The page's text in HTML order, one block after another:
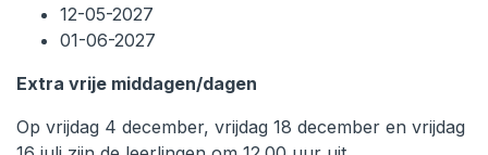
12-05-2027
01-06-2027
Extra vrije middagen/dagen
Op vrijdag 4 december, vrijdag 18 december en vrijdag